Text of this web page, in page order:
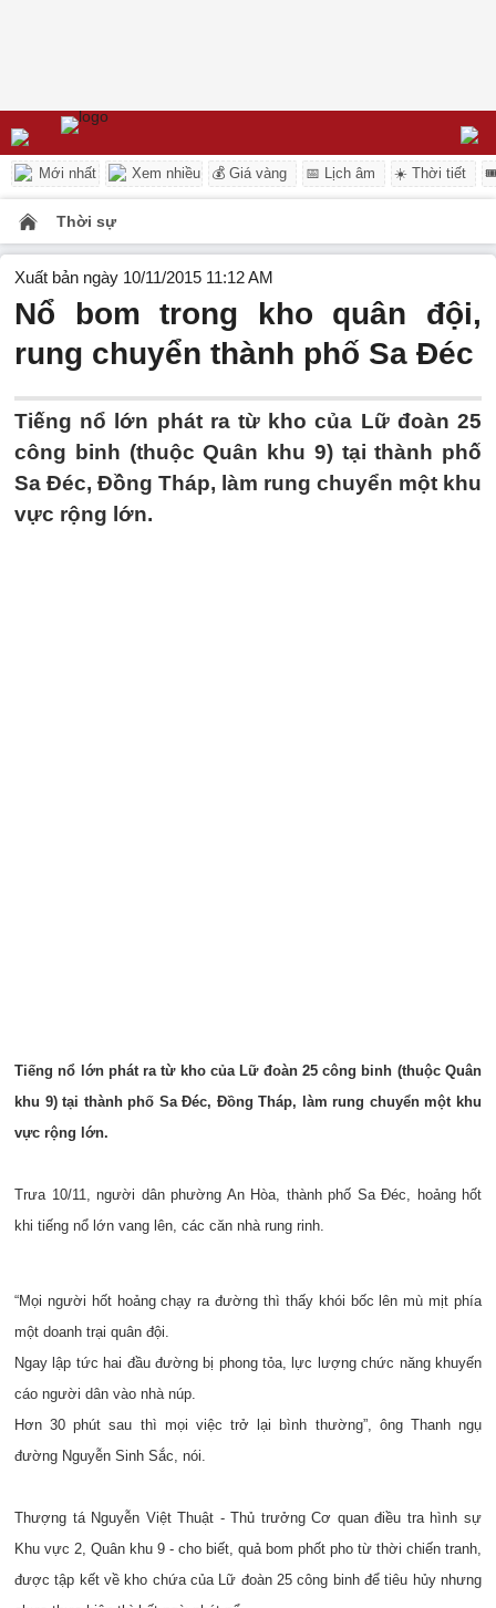
Mới nhất Xem nhiều 💰 Giá vàng 📅 Lịch âm ☀️ Thời tiết
Thời sự
Xuất bản ngày 10/11/2015 11:12 AM
Nổ bom trong kho quân đội,
rung chuyển thành phố Sa Đéc
Tiếng nổ lớn phát ra từ kho của Lữ đoàn 25
công binh (thuộc Quân khu 9) tại thành phố
Sa Đéc, Đồng Tháp, làm rung chuyển một khu
vực rộng lớn.
Tiếng nổ lớn phát ra từ kho của Lữ đoàn 25 công binh (thuộc Quân
khu 9) tại thành phố Sa Đéc, Đồng Tháp, làm rung chuyển một khu
vực rộng lớn.
Trưa 10/11, người dân phường An Hòa, thành phố Sa Đéc, hoảng hốt
khi tiếng nổ lớn vang lên, các căn nhà rung rinh.
“Mọi người hốt hoảng chạy ra đường thì thấy khói bốc lên mù mịt phía
một doanh trại quân đội.
Ngay lập tức hai đầu đường bị phong tỏa, lực lượng chức năng khuyến
cáo người dân vào nhà núp.
Hơn 30 phút sau thì mọi việc trở lại bình thường”, ông Thanh ngụ
đường Nguyễn Sinh Sắc, nói.
Thượng tá Nguyễn Việt Thuật - Thủ trưởng Cơ quan điều tra hình sự
Khu vực 2, Quân khu 9 - cho biết, quả bom phốt pho từ thời chiến tranh,
được tập kết về kho chứa của Lữ đoàn 25 công binh để tiêu hủy nhưng